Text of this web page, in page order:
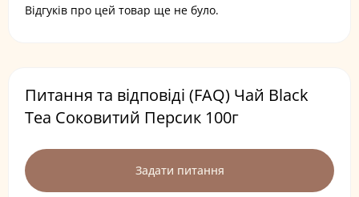
Відгуків про цей товар ще не було.
Питання та відповіді (FAQ) Чай Black
Tea Соковитий Персик 100г
Задати питання